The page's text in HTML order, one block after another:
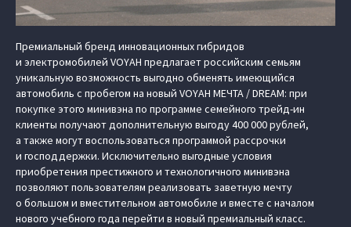
Премиальный бренд инновационных гибридов
и электромобилей VOYAH предлагает российским семьям
уникальную возможность выгодно обменять имеющийся
автомобиль с пробегом на новый VOYAH МЕЧТА / DREAM: при
покупке этого минивэна по программе семейного трейд-ин
клиенты получают дополнительную выгоду 400 000 рублей,
а также могут воспользоваться программой рассрочки
и господдержки. Исключительно выгодные условия
приобретения престижного и технологичного минивэна
позволяют пользователям реализовать заветную мечту
о большом и вместительном автомобиле и вместе с началом
нового учебного года перейти в новый премиальный класс.